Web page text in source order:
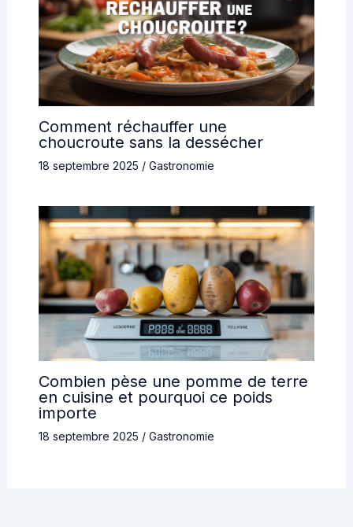
Comment réchauffer une
choucroute sans la dessécher
18 septembre 2025 / Gastronomie
Combien pèse une pomme de terre
en cuisine et pourquoi ce poids
importe
18 septembre 2025 / Gastronomie